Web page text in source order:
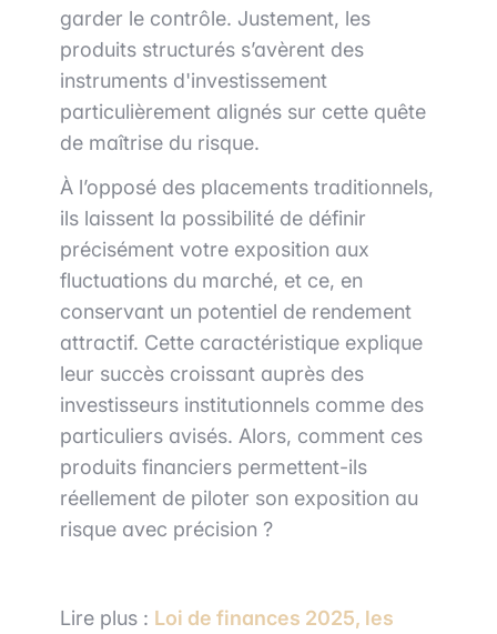
garder le contrôle. Justement, les
produits structurés s’avèrent des
instruments d'investissement
particulièrement alignés sur cette quête
de maîtrise du risque.
À l’opposé des placements traditionnels,
ils laissent la possibilité de définir
précisément votre exposition aux
fluctuations du marché, et ce, en
conservant un potentiel de rendement
attractif. Cette caractéristique explique
leur succès croissant auprès des
investisseurs institutionnels comme des
particuliers avisés. Alors, comment ces
produits financiers permettent-ils
réellement de piloter son exposition au
risque avec précision ?
Lire plus : Loi de finances 2025, les